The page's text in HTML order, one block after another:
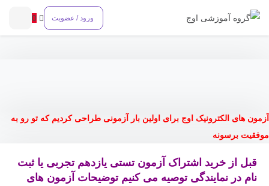
ورود / عضویت 0
آزمون های الکترونیک اوج برای اولین بار آزمونی طراحی کردیم که تو رو به
موفقیت برسونه
قبل از خرید اشتراک آزمون تستی یازدهم تجربی یا ثبت
نام در نمایندگی توصیه می کنیم توضیحات آزمون های